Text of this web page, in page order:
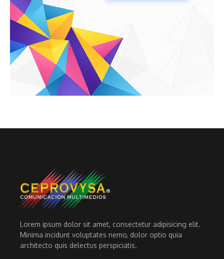
Lorem ipsum dolor sit amet, consectetur adipisicing elit.
Minima incidunt voluptates nemo, dolor optio quia
architecto quis delectus perspiciatis.